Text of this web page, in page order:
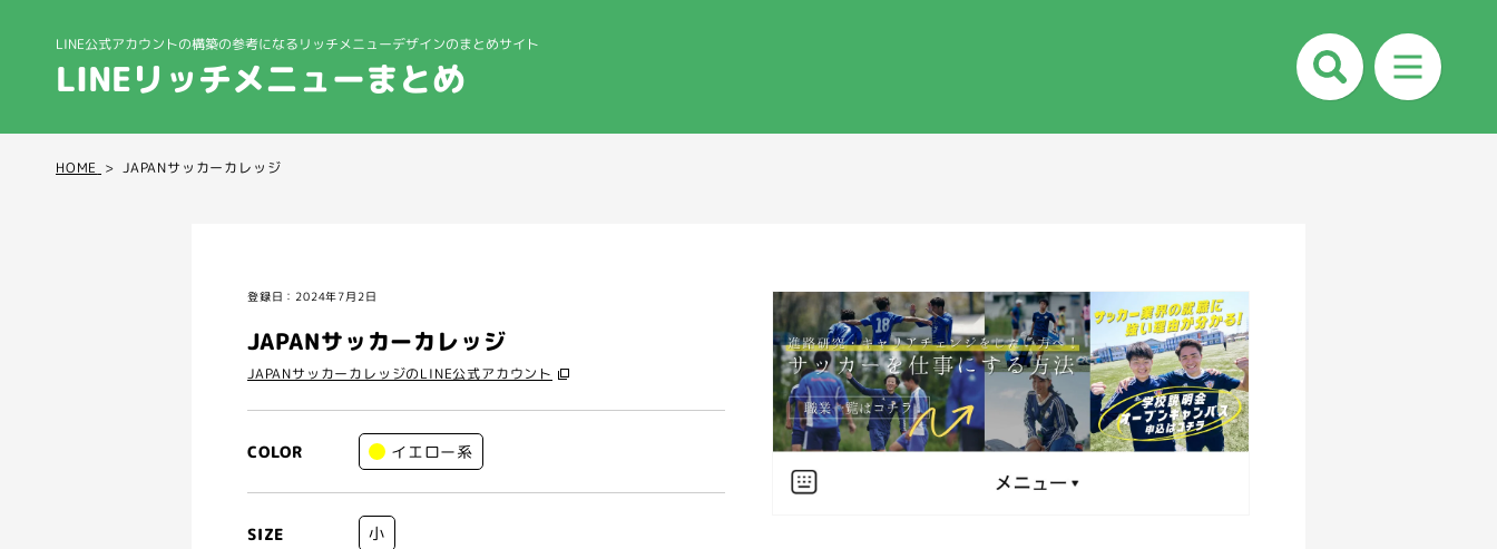
LINE公式アカウントの構築の参考になるリッチメニューデザインのまとめサイト
LINEリッチメニューまとめ
HOME JAPANサッカーカレッジ
登録日：2024年7月2日
JAPANサッカーカレッジ
JAPANサッカーカレッジのLINE公式アカウント
COLOR イエロー系
SIZE 小